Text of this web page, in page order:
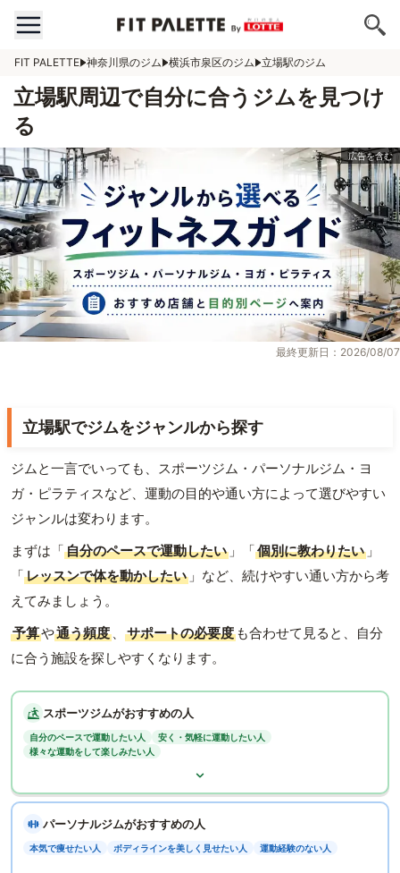
FIT PALETTE 神奈川県のジム 横浜市泉区のジム 立場駅のジム
立場駅周辺で自分に合うジムを見つけ
る
最終更新日：2026/08/07
立場駅でジムをジャンルから探す
ジムと一言でいっても、スポーツジム・パーソナルジム・ヨ
ガ・ピラティスなど、運動の目的や通い方によって選びやすい
ジャンルは変わります。
まずは「自分のペースで運動したい 」「個別に教わりたい 」
「レッスンで体を動かしたい 」など、続けやすい通い方から考
えてみましょう。
予算や通う頻度 、 サポートの必要度 も合わせて見ると、自分
に合う施設を探しやすくなります。
スポーツジムがおすすめの人
自分のペースで運動したい人
安く・気軽に運動したい人
様々な運動をして楽しみたい人
パーソナルジムがおすすめの人
本気で痩せたい人 ボディラインを美しく見せたい人 運動経験のない人